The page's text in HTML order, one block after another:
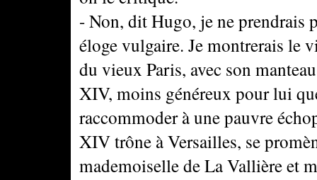
- Non, dit Hugo, je ne prendrais
éloge vulgaire. Je montrerais le
du vieux Paris, avec son
XIV, moins généreux pour lui
raccommoder à une pauvre
XIV trône à Versailles, se
mademoiselle de La Vallière et